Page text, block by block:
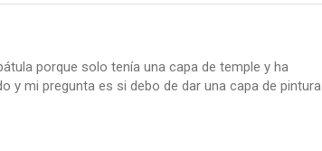
porque solo tenía una capa de temple y ha
y mi pregunta es si debo de dar una capa de pintura